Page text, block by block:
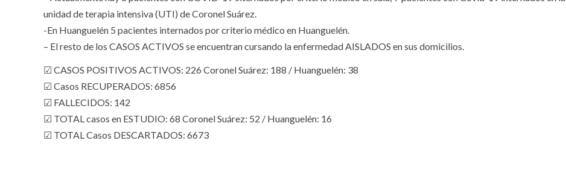
unidad de terapia intensiva (UTI) de Coronel Suárez.
-En Huanguelén 5 pacientes internados por criterio médico en Huanguelén.
– El resto de los CASOS ACTIVOS se encuentran cursando la enfermedad AISLADOS en sus domicilios.
☑ CASOS POSITIVOS ACTIVOS: 226 Coronel Suárez: 188 / Huanguelén: 38
☑ Casos RECUPERADOS: 6856
☑ FALLECIDOS: 142
☑ TOTAL casos en ESTUDIO: 68 Coronel Suárez: 52 / Huanguelén: 16
☑ TOTAL Casos DESCARTADOS: 6673